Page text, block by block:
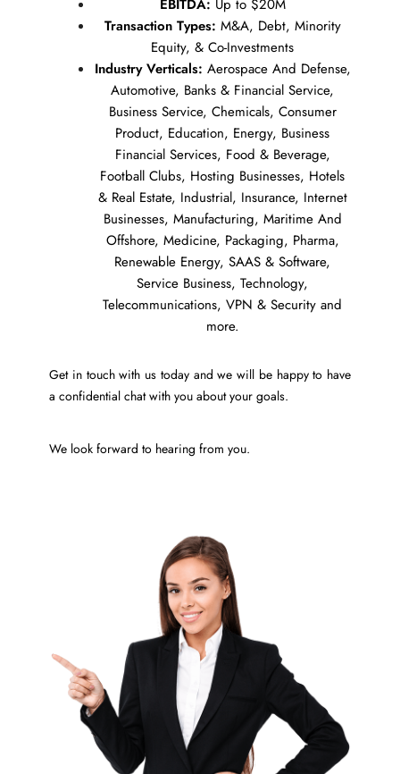
EBITDA: Up to $20M
Transaction Types: M&A, Debt, Minority
Equity, & Co-Investments
Industry Verticals: Aerospace And Defense,
Automotive, Banks & Financial Service,
Business Service, Chemicals, Consumer
Product, Education, Energy, Business
Financial Services, Food & Beverage,
Football Clubs, Hosting Businesses, Hotels
& Real Estate, Industrial, Insurance, Internet
Businesses, Manufacturing, Maritime And
Offshore, Medicine, Packaging, Pharma,
Renewable Energy, SAAS & Software,
Service Business, Technology,
Telecommunications, VPN & Security and
more.
Get in touch with us today and we will be happy to have
a confidential chat with you about your goals.
We look forward to hearing from you.